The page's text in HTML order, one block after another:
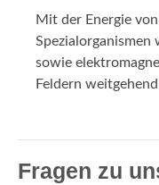
Mit der Energie
Spezialorganismen
sowie
Feldern
Fragen zu